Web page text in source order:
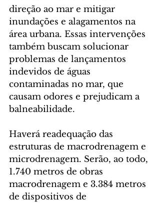
direção ao mar e mitigar
inundações e alagamentos na
área urbana. Essas intervenções
também buscam solucionar
problemas de lançamentos
indevidos de águas
contaminadas no mar, que
causam odores e prejudicam a
balneabilidade.
Haverá readequação das
estruturas de macrodrenagem e
microdrenagem. Serão, ao todo,
1.740 metros de obras
macrodrenagem e 3.384 metros
de dispositivos de